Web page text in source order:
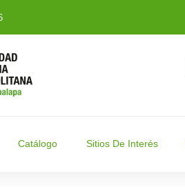
Catálogo Sitios De Interés